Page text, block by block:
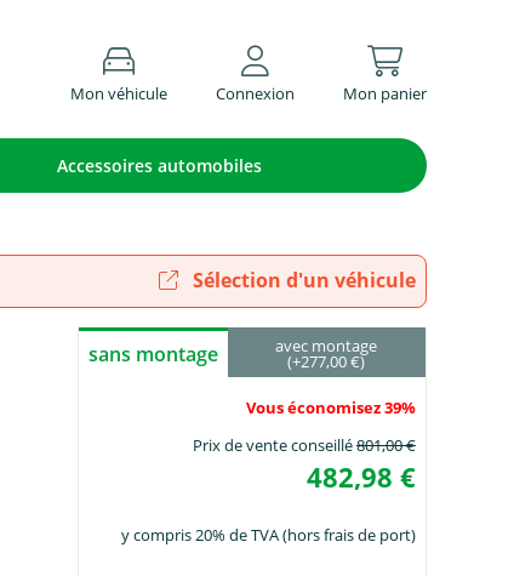
Mon véhicule Connexion Mon panier
Accessoires automobiles
Sélection d'un véhicule
sans montage avec montage
(+277,00 €)
Vous économisez 39%
Prix de vente conseillé801,00 €
482,98 €
y compris 20% de TVA (hors frais de port)